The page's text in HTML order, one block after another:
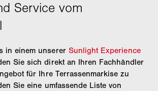
in einem unserer Sunlight Experience
Sie sich direkt an Ihren Fachhändler
für Ihre Terrassenmarkise zu
Sie eine umfassende Liste von